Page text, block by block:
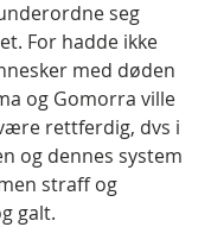
seg
For hadde ikke
med døden
og Gomorra ville
rettferdig, dvs i
og dennes system
straff og
galt.